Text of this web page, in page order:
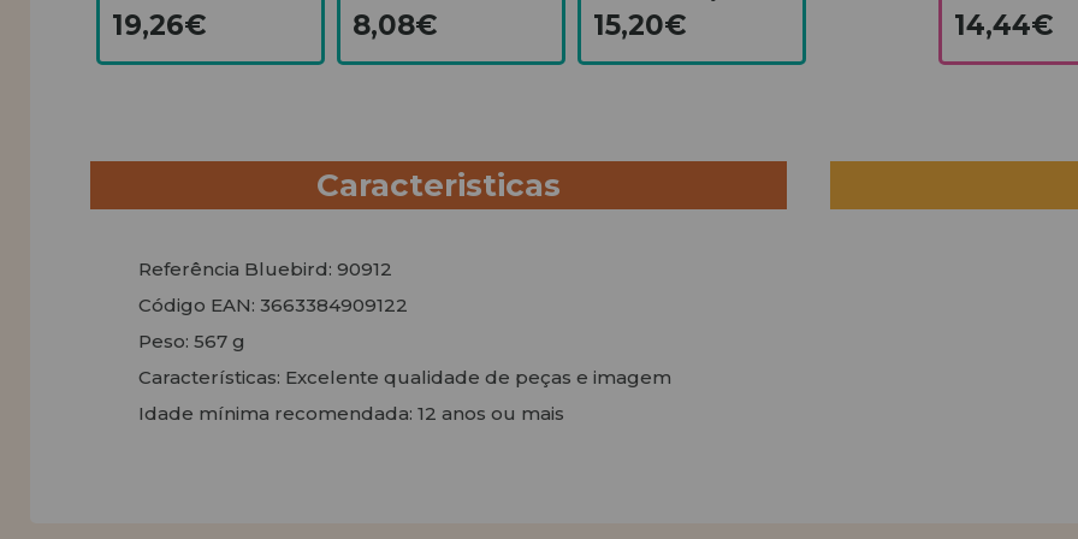
19,26€ 8,08€ 15,20€ 14,44€
Caracteristicas
Referência Bluebird: 90912
Código EAN: 3663384909122
Peso: 567 g
Características: Excelente qualidade de peças e imagem
Idade mínima recomendada: 12 anos ou mais